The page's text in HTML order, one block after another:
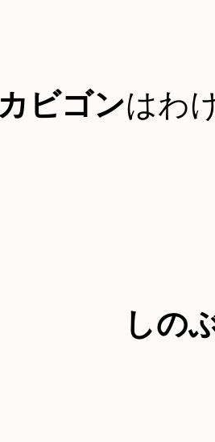
カビゴンはわ
しの